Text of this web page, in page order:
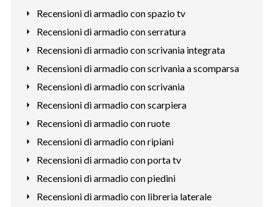
Recensioni di armadio con spazio tv
Recensioni di armadio con serratura
Recensioni di armadio con scrivania integrata
Recensioni di armadio con scrivania a scomparsa
Recensioni di armadio con scrivania
Recensioni di armadio con scarpiera
Recensioni di armadio con ruote
Recensioni di armadio con ripiani
Recensioni di armadio con porta tv
Recensioni di armadio con piedini
Recensioni di armadio con libreria laterale